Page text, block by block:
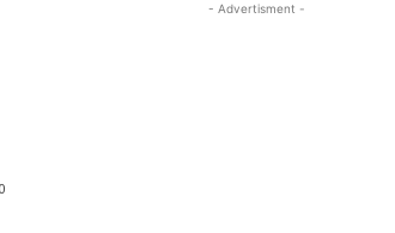
0
- Advertisment -